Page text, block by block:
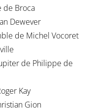
de Broca
Dewever
de Michel Vocoret
de Philippe de
Kay
Gion